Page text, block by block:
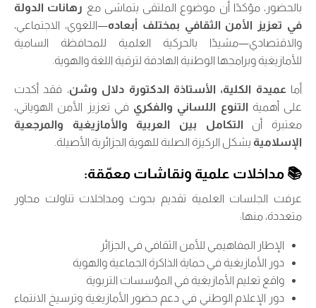
بالحضور، مؤكدًا أن موضوع الملتقى يتماشى مع رهانات الدولة
في تعزيز الأمن الثقافي بمختلف أبعاده—اللغوي، الاجتماعي،
والاقتصادي—مشيدًا بالحركية العلمية للمحافظة السامية
للأمازيغية وبرامجها الوطنية الهادفة لترقية اللغة والهوية.
أما عميدة الكلية، الأستاذة الدكتورة دلال وشن، فقد أكدت
على أهمية التنوع اللساني والفكريفي تعزيز الأمن الهوياتي،
معتبرة أن
التكامل بين العربية والأمازيغية والمرجعية
الإسلاميةيشكل الركيزة الصلبة للهوية الجزائرية الأصيلة.
📚 مداخلات علمية ونقاشات معمّقة:
عرفت الجلسات العلمية تقديم بحوث ومداخلات تناولت محاور
متعددة، منها:
الإطار المفاهيمي للأمن الثقافي في الجزائر
دور الأمازيغية في حماية الذاكرة الجماعية والهوية
واقع تعليم الأمازيغية في المؤسسات التربوية
دور الإعلام الوطني في دعم حضور الأمازيغية وترسيخ الانتماء